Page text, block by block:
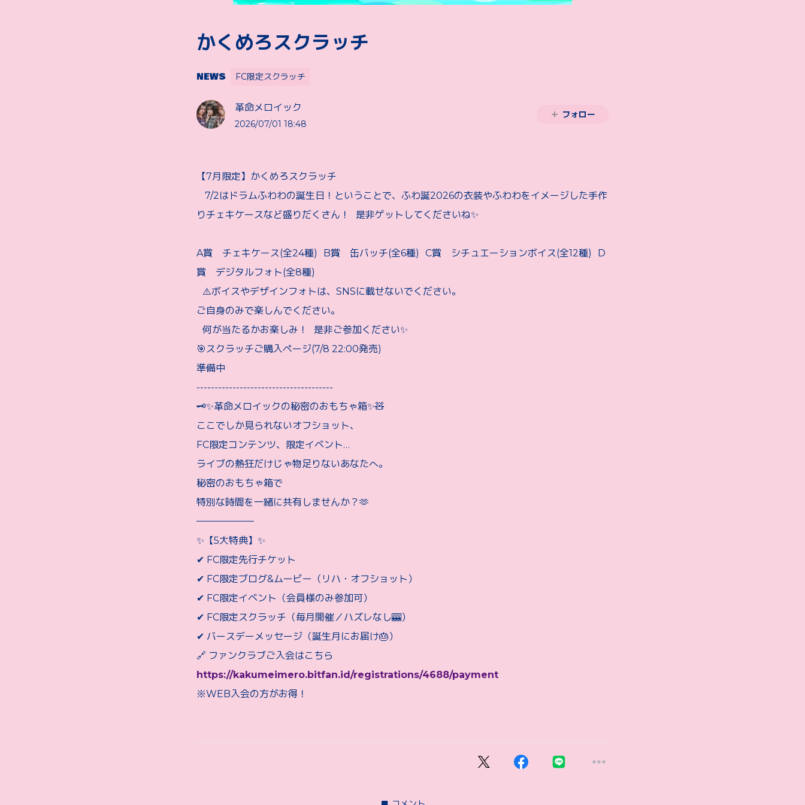
かくめろスクラッチ
NEWS FC限定スクラッチ
革命メロイック
2026/07/01 18:48
フォロー
【7月限定】かくめろスクラッチ
7/2はドラムふわわの誕生日！ということで、ふわ誕2026の衣装やふわわをイメージした手作
りチェキケースなど盛りだくさん！ 是非ゲットしてくださいね✨
A賞 チェキケース(全24種) B賞 缶バッチ(全6種) C賞 シチュエーションボイス(全12種) D
賞 デジタルフォト(全8種)
⚠️ボイスやデザインフォトは、SNSに載せないでください。
ご自身のみで楽しんでください。
何が当たるかお楽しみ！ 是非ご参加ください✨
🎯スクラッチご購入ページ(7/8 22:00発売)
準備中
--------------------------------------
🗝️✨革命メロイックの秘密のおもちゃ箱✨🧸
ここでしか見られないオフショット、
FC限定コンテンツ、限定イベント…
ライブの熱狂だけじゃ物足りないあなたへ。
秘密のおもちゃ箱で
特別な時間を一緒に共有しませんか？🫶
――――――
✨【5大特典】✨
✔ FC限定先行チケット
✔ FC限定ブログ&ムービー（リハ・オフショット）
✔ FC限定イベント（会員様のみ参加可）
✔ FC限定スクラッチ（毎月開催／ハズレなし🎰）
✔ バースデーメッセージ（誕生月にお届け🎂）
🔗 ファンクラブご入会はこちら
https://kakumeimero.bitfan.id/registrations/4688/payment
※WEB入会の方がお得！